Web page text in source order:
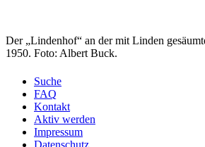
Der „Lindenhof“ an der mit Linden
1950. Foto: Albert Buck.
Suche
FAQ
Kontakt
Aktiv werden
Impressum
Datenschutz